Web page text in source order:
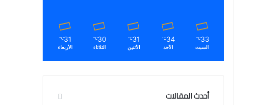
33
℃
السبت
34
℃
الأحد
31
℃
الأثنين
30
℃
الثلاثاء
31
℃
الأربعاء
أحدث المقالات